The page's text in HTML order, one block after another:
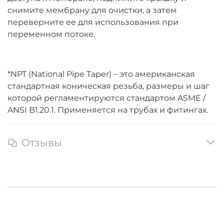
снимите мембрану для очистки, а затем
переверните ее для использования при
переменном потоке.
*NPT (National Pipe Taper) – это американская
стандартная коническая резьба, размеры и шаг
которой регламентируются стандартом ASME /
ANSI B1.20.1. Применяется на трубах и фитингах.
Отзывы